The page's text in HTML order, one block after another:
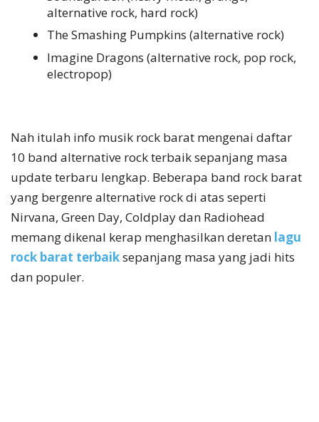
alternative rock, hard rock)
The Smashing Pumpkins (alternative rock)
Imagine Dragons (alternative rock, pop rock,
electropop)
Nah itulah info musik rock barat mengenai daftar
10 band alternative rock terbaik sepanjang masa
update terbaru lengkap. Beberapa band rock barat
yang bergenre alternative rock di atas seperti
Nirvana, Green Day, Coldplay dan Radiohead
memang dikenal kerap menghasilkan deretan lagu
rock barat terbaiksepanjang masa yang jadi hits
dan populer.